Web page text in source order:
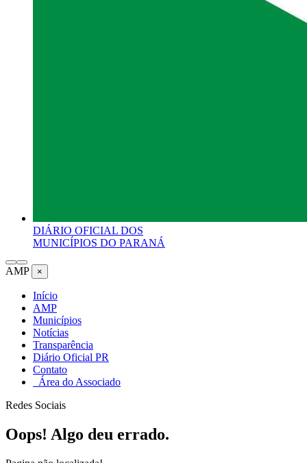
DIÁRIO OFICIAL DOS
MUNICÍPIOS DO PARANÁ
AMP ×
Início
AMP
Municípios
Notícias
Transparência
Diário Oficial PR
Contato
Área do Associado
Redes Sociais
Oops! Algo deu errado.